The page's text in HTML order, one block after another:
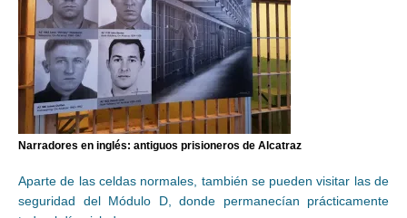
Narradores en inglés: antiguos prisioneros de Alcatraz
Aparte de las celdas normales, también se pueden visitar las de
seguridad del Módulo D, donde permanecían prácticamente